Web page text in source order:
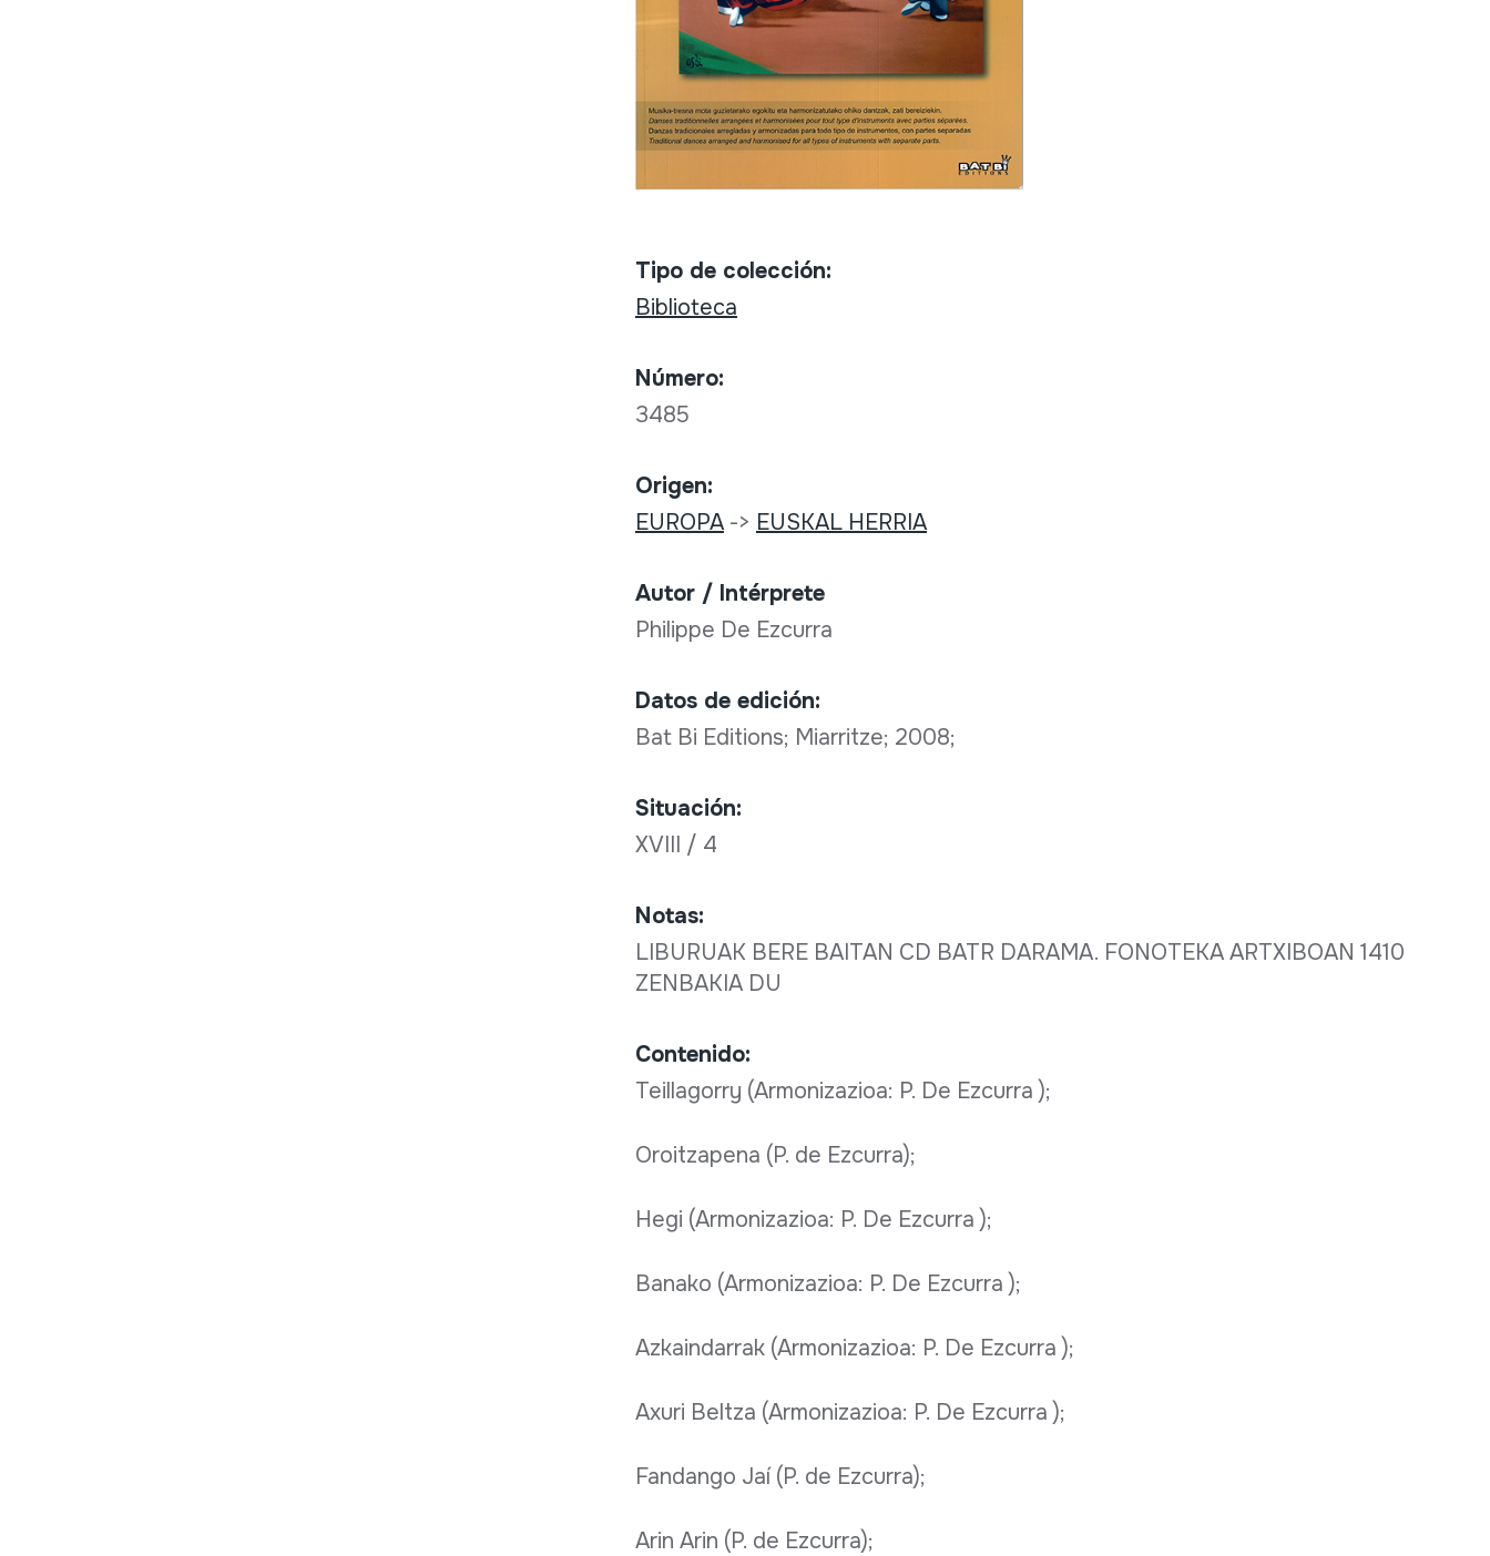
Tipo de colección:
Biblioteca
Número:
3485
Origen:
EUROPA-> EUSKAL HERRIA
Autor / Intérprete
Philippe De Ezcurra
Datos de edición:
Bat Bi Editions; Miarritze; 2008;
Situación:
XVIII / 4
Notas:
LIBURUAK BERE BAITAN CD BATR DARAMA. FONOTEKA ARTXIBOAN 1410
ZENBAKIA DU
Contenido:
Teillagorry (Armonizazioa: P. De Ezcurra );
Oroitzapena (P. de Ezcurra);
Hegi (Armonizazioa: P. De Ezcurra );
Banako (Armonizazioa: P. De Ezcurra );
Azkaindarrak (Armonizazioa: P. De Ezcurra );
Axuri Beltza (Armonizazioa: P. De Ezcurra );
Fandango Jaí (P. de Ezcurra);
Arin Arin (P. de Ezcurra);